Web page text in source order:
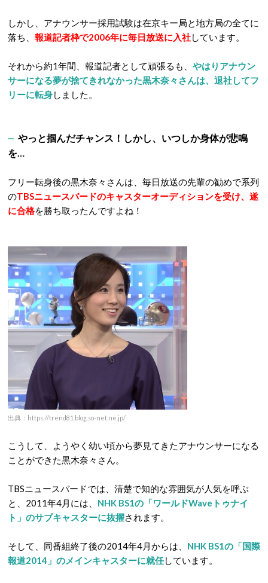
しかし、アナウンサー採用試験は在京キー局と地方局の全てに
落ち、 報道記者枠で2006年に毎日放送に入社しています。
それから約1年間、報道記者として頑張るも、 やはりアナウン
サーになる夢が捨てきれなかった黒木奈々さんは、退社してフ
リーに転身しました。
やっと掴んだチャンス！しかし、いつしか身体が悲鳴
を…
フリー転身後の黒木奈々さんは、毎日放送の先輩の勧めで系列
のTBSニュースバードのキャスターオーディションを受け、遂
に合格を勝ち取ったんですよね！
出典：https://trend81.blog.so-net.ne.jp/
こうして、ようやく幼い頃から夢見てきたアナウンサーになる
ことができた黒木奈々さん。
TBSニュースバードでは、清楚で知的な雰囲気が人気を呼ぶ
と、2011年4月には、 NHK BS1の「ワールドWaveトゥナイ
ト」のサブキャスターに抜擢されます。
そして、同番組終了後の2014年4月からは、 NHK BS1の「国際
報道2014」のメインキャスターに就任しています。